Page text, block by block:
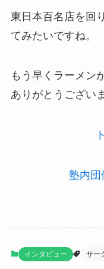
東日本百名店を回
てみたいですね。
もう早くラーメン
ありがとうござい
塾内団
インタビュー サー